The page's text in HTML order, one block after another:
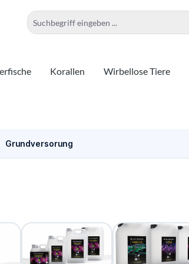
Korallen Wirbellose Tiere
Grundversorung